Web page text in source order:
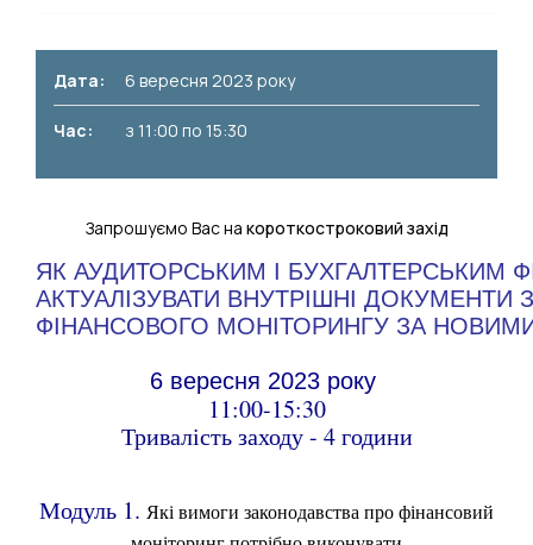
Дата: 6 вересня 2023 року
Час: з 11:00 по 15:30
Запрошуємо Вас на короткостроковий захід
ЯК АУДИТОРСЬКИМ І БУХГАЛТЕРСЬКИМ
АКТУАЛІЗУВАТИ ВНУТРІШНІ ДОКУМЕНТИ
6 вересня 2023 року
11:00-15:30
Тривалість заходу - 4 години
Модуль 1. Які вимоги законодавства про фінансовий